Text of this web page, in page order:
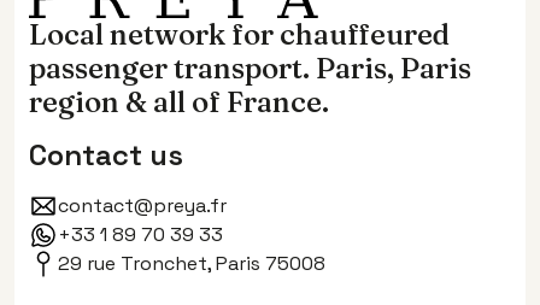
Local network for chauffeured
passenger transport. Paris, Paris
region & all of France.
Contact us
contact@preya.fr
+33 1 89 70 39 33
29 rue Tronchet, Paris 75008